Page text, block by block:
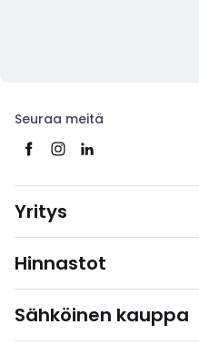
Seuraa meitä
Yritys
Hinnastot
Sähköinen kauppa